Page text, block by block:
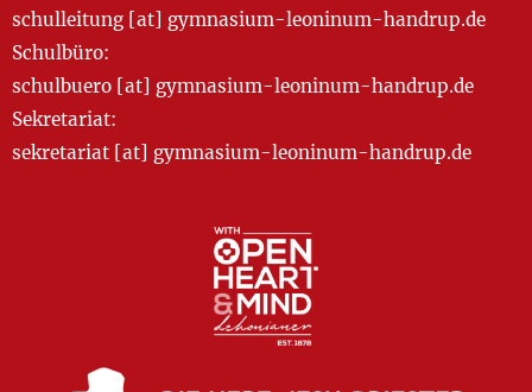
schulleitung [at] gymnasium-leoninum-handrup.de
Schulbüro:
schulbuero [at] gymnasium-leoninum-handrup.de
Sekretariat:
sekretariat [at] gymnasium-leoninum-handrup.de